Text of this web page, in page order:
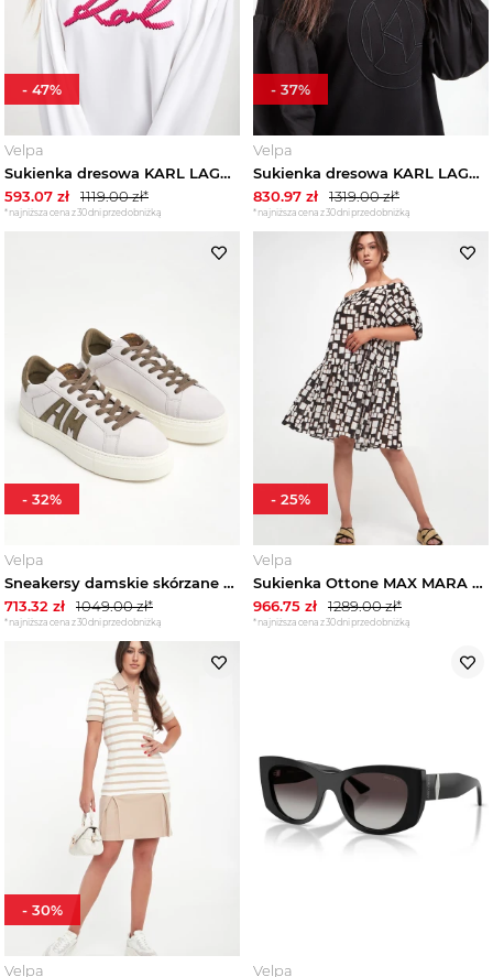
Velpa
Sukienka dresowa KARL LAGERFELD
593.07 zł 1119.00zł*
*najniższa cena z 30 dni przed obniżką
- 47%
Velpa
Sukienka dresowa KARL LAGERFELD
830.97 zł 1319.00zł*
*najniższa cena z 30 dni przed obniżką
- 37%
Velpa
Sneakersy damskie skórzane AERONAUTICA MILITARE
713.32 zł 1049.00zł*
*najniższa cena z 30 dni przed obniżką
- 32%
Velpa
Sukienka Ottone MAX MARA BEACHWEAR
966.75 zł 1289.00zł*
*najniższa cena z 30 dni przed obniżką
- 25%
Velpa
- 30%
Velpa